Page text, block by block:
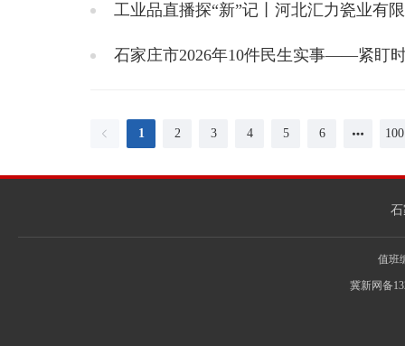
工业品直播探“新”记丨河北汇力瓷业有
石家庄市2026年10件民生实事——紧盯
1 2 3 4 5 6 100
值班
冀新网备